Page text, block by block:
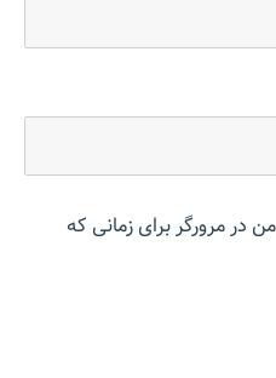
در مرورگر برای زمانی که